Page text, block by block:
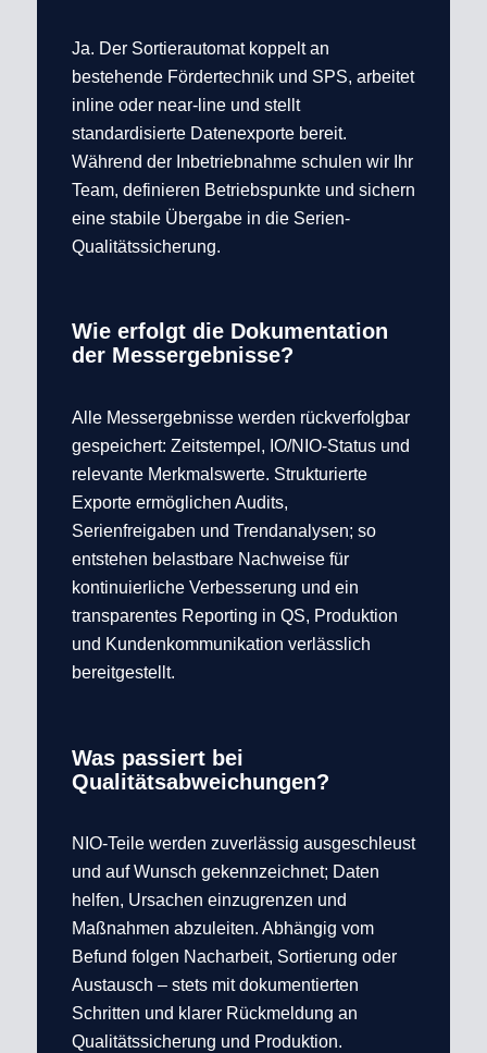
Ja. Der Sortierautomat koppelt an
bestehende Fördertechnik und SPS, arbeitet
inline oder near-line und stellt
standardisierte Datenexporte bereit.
Während der Inbetriebnahme schulen wir Ihr
Team, definieren Betriebspunkte und sichern
eine stabile Übergabe in die Serien-
Qualitätssicherung.
Wie erfolgt die Dokumentation
der Messergebnisse?
Alle Messergebnisse werden rückverfolgbar
gespeichert: Zeitstempel, IO/NIO-Status und
relevante Merkmalswerte. Strukturierte
Exporte ermöglichen Audits,
Serienfreigaben und Trendanalysen; so
entstehen belastbare Nachweise für
kontinuierliche Verbesserung und ein
transparentes Reporting in QS, Produktion
und Kundenkommunikation verlässlich
bereitgestellt.
Was passiert bei
Qualitätsabweichungen?
NIO-Teile werden zuverlässig ausgeschleust
und auf Wunsch gekennzeichnet; Daten
helfen, Ursachen einzugrenzen und
Maßnahmen abzuleiten. Abhängig vom
Befund folgen Nacharbeit, Sortierung oder
Austausch – stets mit dokumentierten
Schritten und klarer Rückmeldung an
Qualitätssicherung und Produktion.